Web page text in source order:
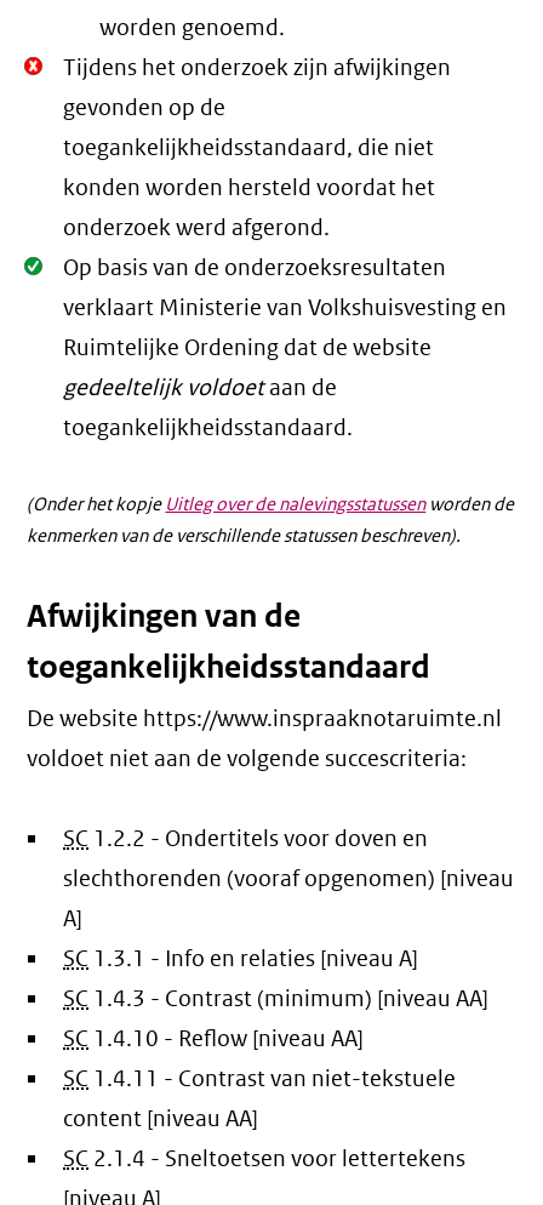
worden genoemd.
Niet
Oké.
Tijdens het onderzoek zijn afwijkingen
gevonden op de
toegankelijkheidsstandaard, die niet
konden worden hersteld voordat het
onderzoek werd afgerond.
Oké.
Op basis van de onderzoeksresultaten
verklaart Ministerie van Volkshuisvesting en
Ruimtelijke Ordening dat de website
gedeeltelijk voldoetaan de
toegankelijkheidsstandaard.
(Onder het kopje Uitleg over de nalevingsstatussenworden de
kenmerken van de verschillende statussen beschreven).
Afwijkingen van de
toegankelijkheidsstandaard
De website https://www.inspraaknotaruimte.nl
voldoet niet aan de volgende succescriteria:
SC 1.2.2 - Ondertitels voor doven en
slechthorenden (vooraf opgenomen) [niveau
A]
SC 1.3.1 - Info en relaties [niveau A]
SC 1.4.3 - Contrast (minimum) [niveau AA]
SC 1.4.10 - Reflow [niveau AA]
SC 1.4.11 - Contrast van niet-tekstuele
content [niveau AA]
SC 2.1.4 - Sneltoetsen voor lettertekens
[niveau A]